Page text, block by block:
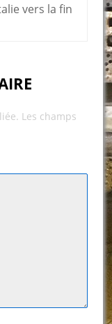
vers la fin
Les champs